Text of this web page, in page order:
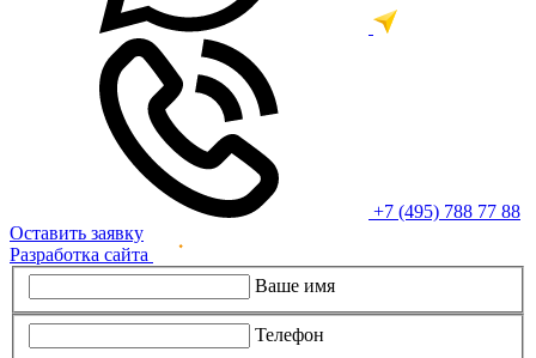
+7 (495) 788 77 88
Оставить заявку
Разработка сайта
Ваше имя
Телефон